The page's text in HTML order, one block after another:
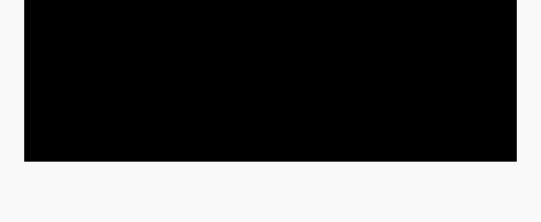
雨熱區曝